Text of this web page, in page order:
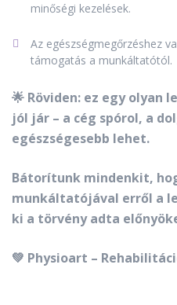
minőségi kezelések.
Az egészségmegőrzéshez
támogatás a munkáltatótól.
🌟 Röviden: ez egy olyan
jól jár – a cég spórol, a
egészségesebb lehet.
Bátorítunk mindenkit,
munkáltatójával erről a
ki a törvény adta
💚 Physioart –